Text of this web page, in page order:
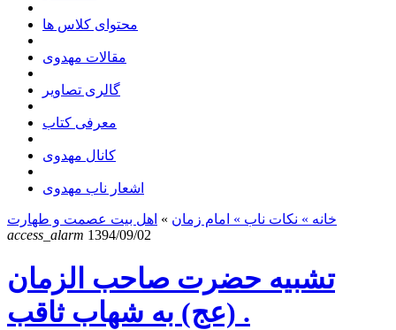
محتوای کلاس ها
مقالات مهدوی
گالری تصاویر
معرفی کتاب
کانال مهدوی
اشعار ناب مهدوی
خانه » نکات ناب » امام زمان » اهل بیت عصمت و طهارت
access_alarm 1394/09/02
تشبیه حضرت صاحب الزمان
(عج) به شهاب ثاقب .